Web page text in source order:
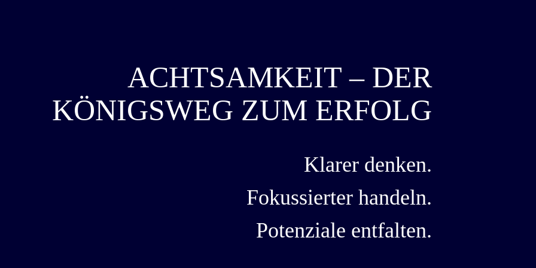
ACHTSAMKEIT – DER
KÖNIGSWEG ZUM ERFOLG
Klarer denken.
Fokussierter handeln.
Potenziale entfalten.